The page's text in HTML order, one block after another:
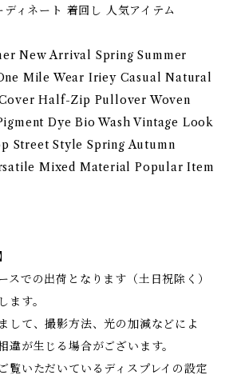
ィネート 着回し 人気アイテム
New Arrival Spring Summer
Mile Wear Iriey Casual Natural
Half-Zip Pullover Woven
Dye Bio Wash Vintage Look
Street Style Spring Autumn
Mixed Material Popular Item
での出荷となります（土日祝除く）
す。
して、撮影方法、光の加減などによ
違が生じる場合がございます。
覧いただいているディスプレイの設定